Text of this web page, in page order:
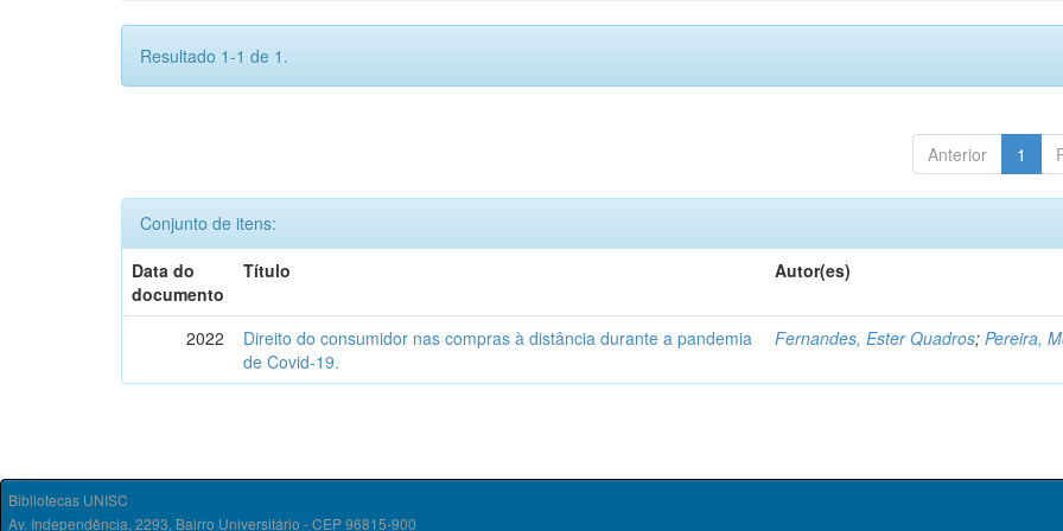
Resultado 1-1 de 1.
Anterior 1
Conjunto de itens:
Data do
documento
Título Autor(es)
2022
Direito do consumidor nas compras à distância durante a pandemia
de Covid-19.
Fernandes, Ester Quadros;Pereira,
Bibliotecas UNISC
Av. Independência, 2293, Bairro Universitário - CEP 96815-900